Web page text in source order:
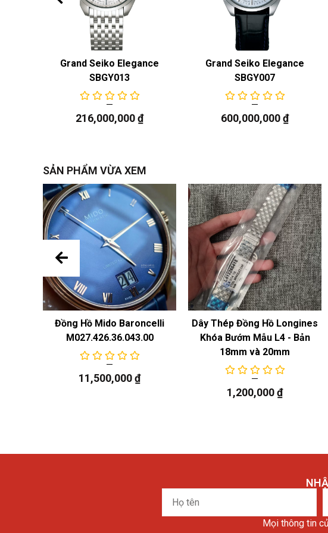
Núm vặn có logo
Với phong cách hiện đại không quá khác biệt so với
truyền cảm hứng cho nhiều bộ sưu tập Master lớn hơn,
thép không gỉ có đường kính 39mm, chiều cao – đúng với
không quá như vậy, cảm thấy thoải mái nhất khi mặc
những bữa tiệc công ty là điều rất tuyệt vời.
Grand Seiko Elegance
SBGY013
216,000,000₫
Grand Seiko Elegance
SBGY007
600,000,000₫
SẢN PHẨM VỪA XEM
Đồng Hồ Mido Baroncelli
M027.426.36.043.00
11,500,000₫
Dây Thép Đồng Hồ Longines
Khóa Bướm Mẫu L4 - Bản
18mm và 20mm
1,200,000₫
Họ
tên
Mọi thông tin